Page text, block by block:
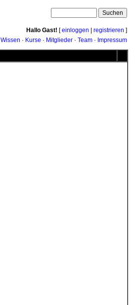
Hallo Gast! [einloggen registrieren ]
Wissen · Kurse · Mitglieder · Team · Impressum